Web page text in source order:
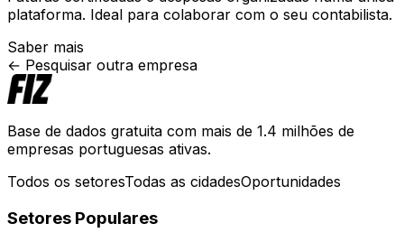
plataforma. Ideal para colaborar com o seu contabilista.
Saber mais
← Pesquisar outra empresa
Base de dados gratuita com mais de 1.4 milhões de
empresas portuguesas ativas.
Todos os setoresTodas as cidadesOportunidades
Setores Populares